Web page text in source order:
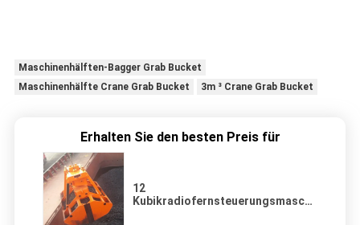
Maschinenhälften-Bagger Grab Bucket
Maschinenhälfte Crane Grab Bucket
3m ³ Crane Grab Bucket
Erhalten Sie den besten Preis für
12